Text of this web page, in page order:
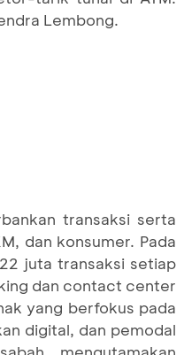
Lembong.
transaksi serta
dan konsumer. Pada
juta transaksi setiap
dan contact center
yang berfokus pada
digital, dan pemodal